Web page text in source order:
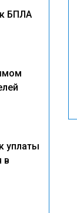
БПЛА
уплаты
в